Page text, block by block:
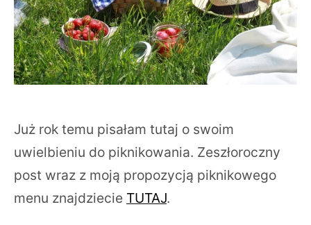
Już rok temu pisałam tutaj o swoim
uwielbieniu do piknikowania. Zeszłoroczny
post wraz z moją propozycją piknikowego
menu znajdziecie TUTAJ.